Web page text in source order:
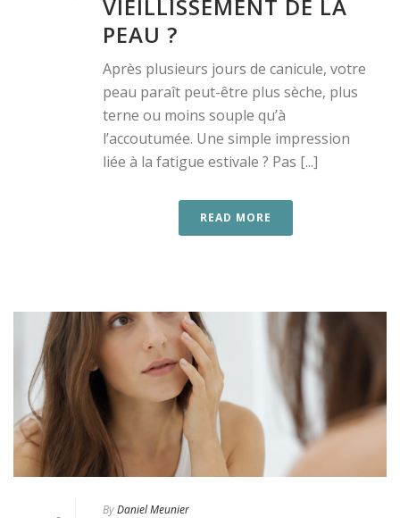
VIEILLISSEMENT DE LA
PEAU ?
Après plusieurs jours de canicule, votre
peau paraît peut-être plus sèche, plus
terne ou moins souple qu’à
l’accoutumée. Une simple impression
liée à la fatigue estivale ? Pas [...]
READ MORE
ByDaniel Meunier